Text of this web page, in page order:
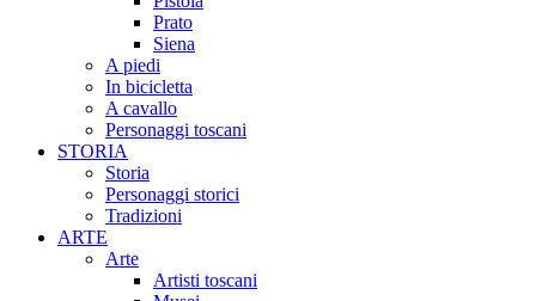
Prato
Siena
A piedi
In bicicletta
A cavallo
Personaggi toscani
STORIA
Storia
Personaggi storici
Tradizioni
ARTE
Arte
Artisti toscani